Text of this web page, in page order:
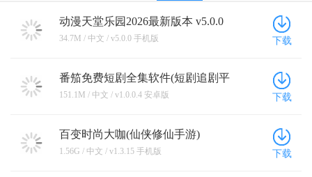
动漫天堂乐园2026最新版本 v5.0.0
手机版
34.7M / 中文 / v5.0.0 手机版 下载
番笳免费短剧全集软件(短剧追剧平
台) v1.0.0.4 安卓版
151.1M / 中文 / v1.0.0.4 安卓版 下载
百变时尚大咖(仙侠修仙手游)
v1.3.15 手机版
1.56G / 中文 / v1.3.15 手机版 下载